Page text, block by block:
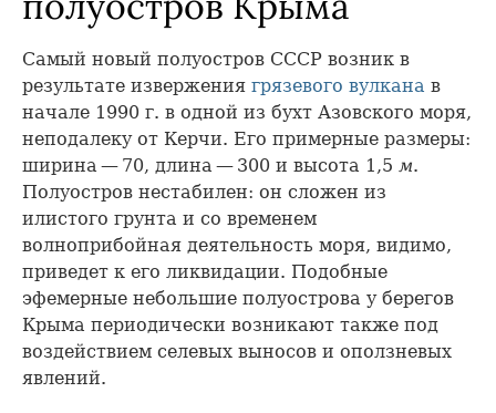
Самый новый полуостров СССР возник в
результате извержения грязевого вулкана в
начале 1990 г. в одной из бухт Азовского моря,
неподалеку от Керчи. Его примерные размеры:
ширина — 70, длина — 300 и высота 1,5 м.
Полуостров нестабилен: он сложен из
илистого грунта и со временем
волноприбойная деятельность моря, видимо,
приведет к его ликвидации. Подобные
эфемерные небольшие полуострова у берегов
Крыма периодически возникают также под
воздействием селевых выносов и оползневых
явлений.